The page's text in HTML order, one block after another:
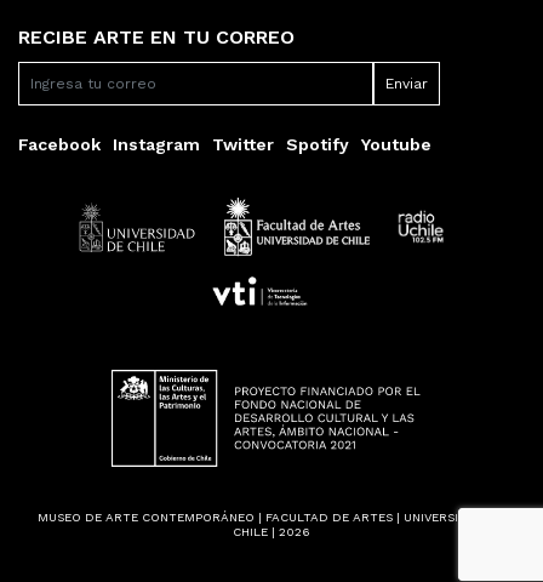
RECIBE ARTE EN TU CORREO
Facebook Instagram Twitter Spotify Youtube
MUSEO DE ARTE CONTEMPORÁNEO | FACULTAD DE ARTES | UNIVERSIDAD DE
CHILE | 2026